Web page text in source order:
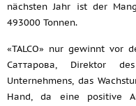
nächsten Jahr ist der
493000 Tonnen.
«TALCO» nur gewinnt vor
Саттарова, Direktor
Unternehmens, das
Hand, da eine positive